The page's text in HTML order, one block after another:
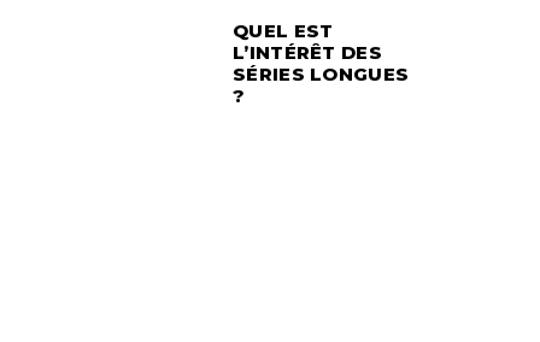
QUEL EST
L’INTÉRÊT DES
SÉRIES LONGUES
?